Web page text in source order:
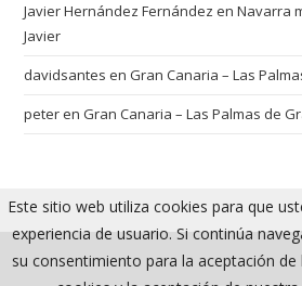
Javier Hernández Fernández enNavarra
Javier
davidsantes enGran Canaria – Las
peterenGran Canaria – Las Palmas de
Este sitio web utiliza cookies para que
experiencia de usuario. Si continúa
su consentimiento para la aceptación de